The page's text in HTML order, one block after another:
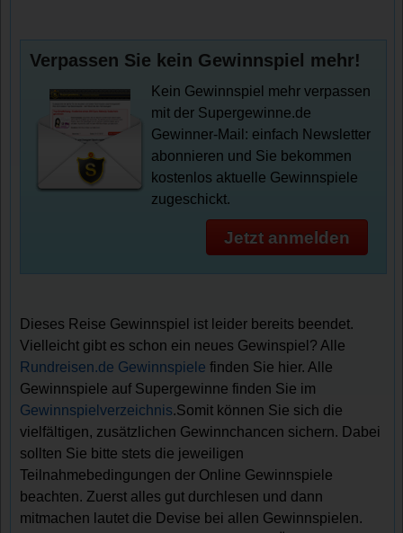
Verpassen Sie kein Gewinnspiel mehr!
Kein Gewinnspiel mehr verpassen
mit der Supergewinne.de
Gewinner-Mail: einfach Newsletter
abonnieren und Sie bekommen
kostenlos aktuelle Gewinnspiele
zugeschickt.
Jetzt anmelden
Dieses Reise Gewinnspiel ist leider bereits beendet.
Vielleicht gibt es schon ein neues Gewinspiel? Alle
Rundreisen.de Gewinnspiele finden Sie hier. Alle
Gewinnspiele auf Supergewinne finden Sie im
Gewinnspielverzeichnis.Somit können Sie sich die
vielfältigen, zusätzlichen Gewinnchancen sichern. Dabei
sollten Sie bitte stets die jeweiligen
Teilnahmebedingungen der Online Gewinnspiele
beachten. Zuerst alles gut durchlesen und dann
mitmachen lautet die Devise bei allen Gewinnspielen.